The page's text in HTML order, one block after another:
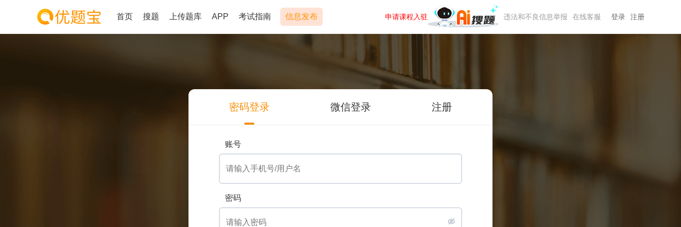
首页 搜题 上传题库 APP 考试指南 信息发布 申请课程入驻 违法和不良信息举报 在线客服 登录 注册
密码登录 微信登录 注册
账号
密码